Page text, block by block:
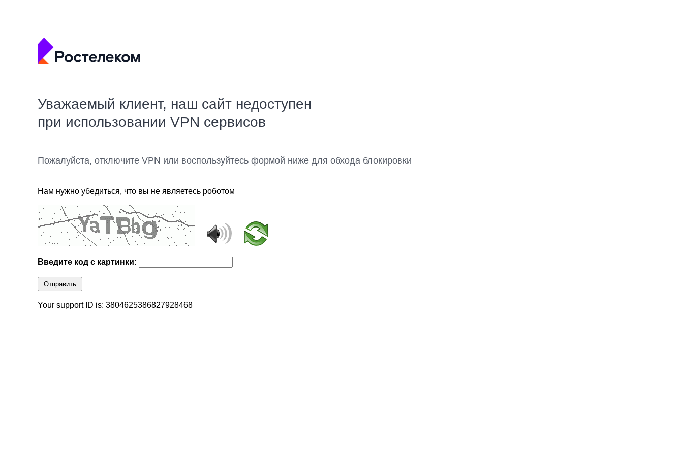
Уважаемый клиент, наш сайт недоступен
при использовании VPN сервисов
Пожалуйста, отключите VPN или воспользуйтесь формой ниже для обхода блокировки
Нам нужно убедиться, что вы не являетесь роботом
Введите код с картинки:
Отправить
Your support ID is: 3804625386827928468